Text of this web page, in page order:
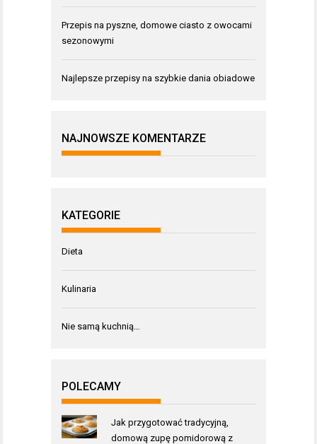
Przepis na pyszne, domowe ciasto z owocami
sezonowymi
Najlepsze przepisy na szybkie dania obiadowe
NAJNOWSZE KOMENTARZE
KATEGORIE
Dieta
Kulinaria
Nie samą kuchnią…
POLECAMY
Jak przygotować tradycyjną,
domową zupę pomidorową z